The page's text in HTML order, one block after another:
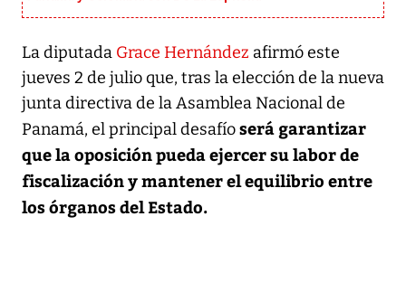
La diputada Grace Hernández afirmó este
jueves 2 de julio que, tras la elección de la nueva
junta directiva de la Asamblea Nacional de
Panamá, el principal desafíoserá garantizar
que la oposición pueda ejercer su labor de
fiscalización y mantener el equilibrio entre
los órganos del Estado.